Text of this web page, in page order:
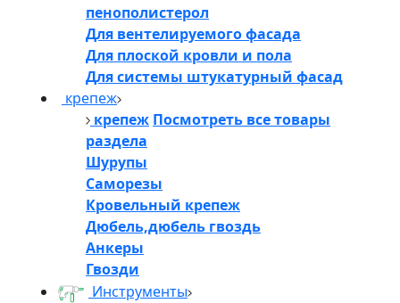
пенополистерол
Для вентелируемого фасада
Для плоской кровли и пола
Для системы штукатурный фасад
крепеж
крепеж Посмотреть все товары
раздела
Шурупы
Саморезы
Кровельный крепеж
Дюбель,дюбель гвоздь
Анкеры
Гвозди
Инструменты